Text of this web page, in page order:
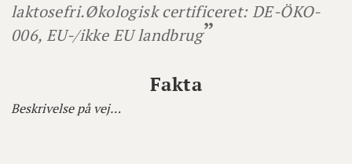
laktosefri.Økologisk certificeret: DE-ÖKO-
006, EU-/ikke EU landbrug
Beskrivelse på vej…
Fakta